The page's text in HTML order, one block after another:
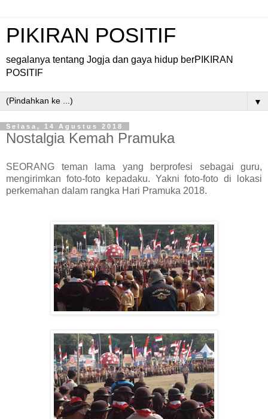
PIKIRAN POSITIF
segalanya tentang Jogja dan gaya hidup berPIKIRAN
POSITIF
▼
Selasa, 14 Agustus 2018
Nostalgia Kemah Pramuka
SEORANG teman lama yang berprofesi sebagai guru,
mengirimkan foto-foto kepadaku. Yakni foto-foto di lokasi
perkemahan dalam rangka Hari Pramuka 2018.